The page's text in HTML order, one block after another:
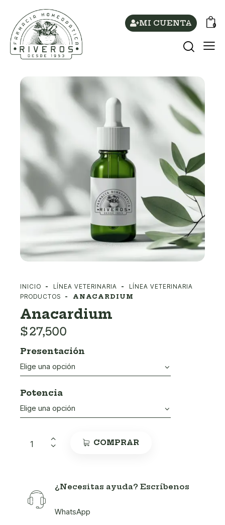
MI CUENTA 0
INICIO LÍNEA VETERINARIA
LÍNEA VETERINARIA
PRODUCTOS
ANACARDIUM
Anacardium
$27,500
Presentación
Potencia
COMPRAR
¿Necesitas ayuda? Escríbenos
WhatsApp